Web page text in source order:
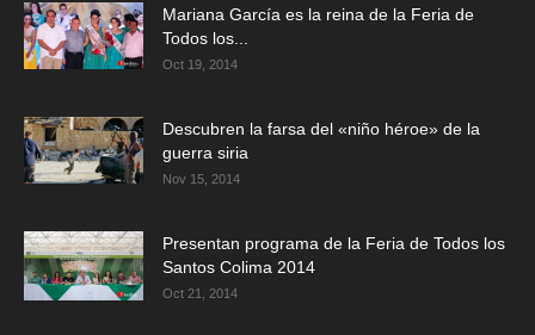
Mariana García es la reina de la Feria de
Todos los...
Oct 19, 2014
Descubren la farsa del «niño héroe» de la
guerra siria
Nov 15, 2014
Presentan programa de la Feria de Todos los
Santos Colima 2014
Oct 21, 2014